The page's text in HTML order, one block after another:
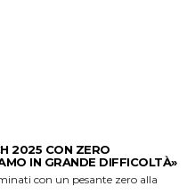
2025 CON ZERO
IN GRANDE DIFFICOLTÀ»
con un pesante zero alla